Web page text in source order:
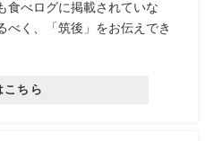
食べログに掲載されていな
べく、「筑後」をお伝えでき
こちら